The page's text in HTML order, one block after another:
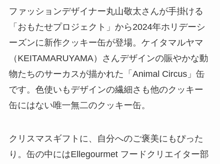
ファッションデザイナー丸山敬太さんが手掛ける
「おもたせプロジェクト」から2024年ホリデーシ
ーズンに新作クッキー缶が登場。ケイタマルヤマ
（KEITAMARUYAMA）さんデザインの賑やかな動
物たちのサーカスが描かれた「Animal Circus」缶
です。色使いもデザインの繊細さも他のクッキー
缶にはない唯一無二のクッキー缶。
クリスマスギフトに、自分へのご褒美にもぴった
り。缶の中にはEllegourmet フードクリエイター部